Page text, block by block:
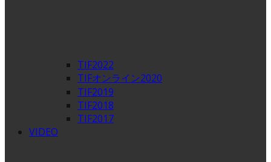
TIF2022
TIFオンライン2020
TIF2019
TIF2018
TIF2017
VIDEO